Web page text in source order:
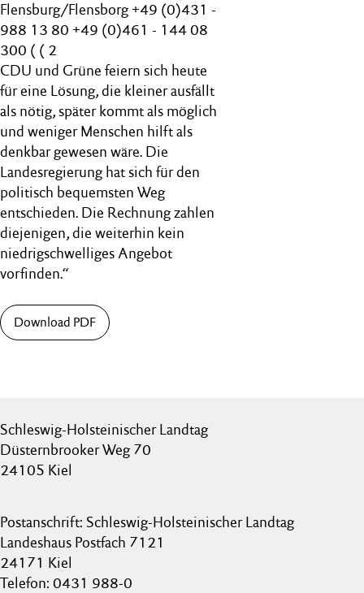
Flensburg/Flensborg +49 (0)431 -
988 13 80 +49 (0)461 - 144 08
300 ( ( 2
CDU und Grüne feiern sich heute
für eine Lösung, die kleiner ausfällt
als nötig, später kommt als möglich
und weniger Menschen hilft als
denkbar gewesen wäre. Die
Landesregierung hat sich für den
politisch bequemsten Weg
entschieden. Die Rechnung zahlen
diejenigen, die weiterhin kein
niedrigschwelliges Angebot
vorfinden.“
Download PDF
Schleswig-Holsteinischer Landtag
Düsternbrooker Weg 70
24105 Kiel
Postanschrift: Schleswig-Holsteinischer Landtag
Landeshaus Postfach 7121
24171 Kiel
Telefon: 0431 988-0